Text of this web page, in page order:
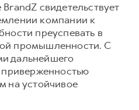
свидетельствует
компании к
преуспевать в
промышленности. С
дальнейшего
приверженностью
на устойчивое